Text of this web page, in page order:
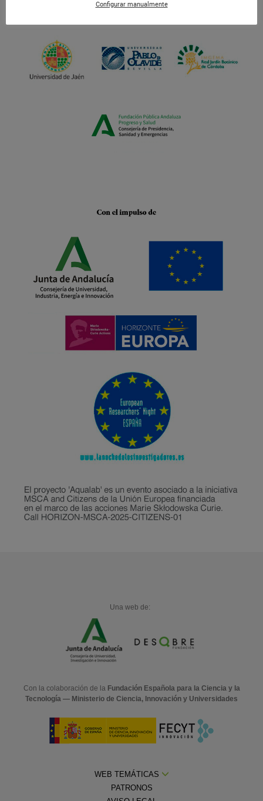
Una web de:
Con la colaboración de la Fundación Española para la Ciencia y la
Tecnología — Ministerio de Ciencia, Innovación y Universidades
WEB TEMÁTICAS
PATRONOS
Configurar manualmente